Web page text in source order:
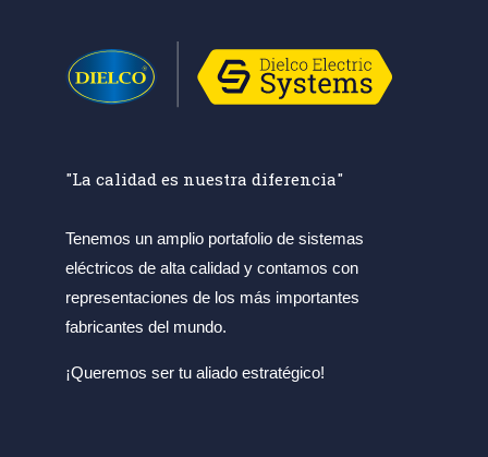
"La calidad es nuestra diferencia"
Tenemos un amplio portafolio de sistemas
eléctricos de alta calidad y contamos con
representaciones de los más importantes
fabricantes del mundo.
¡Queremos ser tu aliado estratégico!